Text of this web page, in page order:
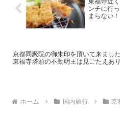
ンチに行
まらない！
京都同聚院の御朱印を頂いて来ました
東福寺塔頭の不動明王は見ごたえあり
ホーム 国内旅行 京